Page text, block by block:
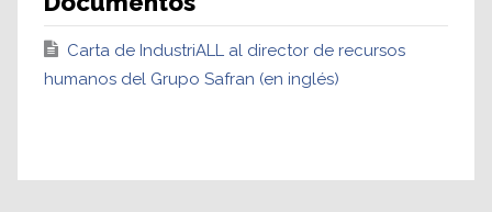
Carta de IndustriALL al director de recursos
humanos del Grupo Safran (en inglés)